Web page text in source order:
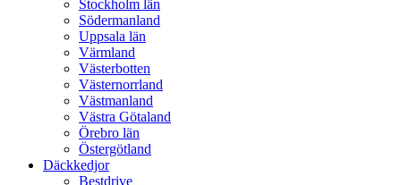
Stockholm län
Södermanland
Uppsala län
Värmland
Västerbotten
Västernorrland
Västmanland
Västra Götaland
Örebro län
Östergötland
Däckkedjor
Bestdrive